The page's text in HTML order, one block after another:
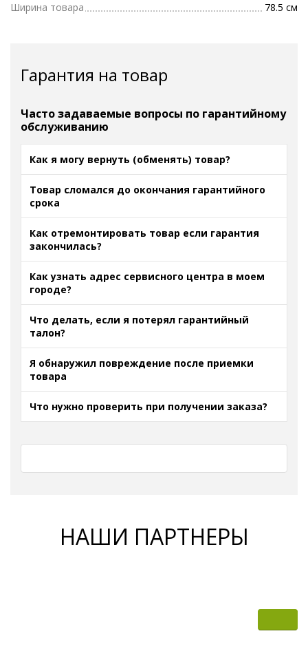
Ширина товара
78.5 см
Гарантия на товар
Часто задаваемые вопросы по гарантийному
обслуживанию
Как я могу вернуть (обменять) товар?
Товар сломался до окончания гарантийного
срока
Как отремонтировать товар если гарантия
закончилась?
Как узнать адрес сервисного центра в моем
городе?
Что делать, если я потерял гарантийный
талон?
Я обнаружил повреждение после приемки
товара
Что нужно проверить при получении заказа?
НАШИ ПАРТНЕРЫ